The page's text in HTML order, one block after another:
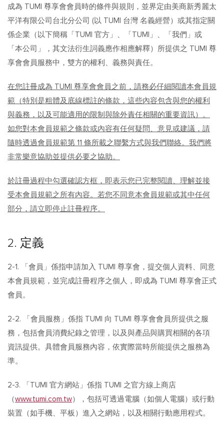
成為 TUMI 尊享會會員時的條件與規則，並界定由美商新秀麗太
平洋有限公司台北分公司 (以 TUMI 台灣 名義經營）或其指定關
係企業（以下簡稱「TUMI 官方」、「TUMI」、「我們」或
「本公司」，其文法衍生詞義應作相應解釋）所提供之 TUMI 尊
享會會員服務中，雙方的權利、義務與責任。
在您註冊成為 TUMI 尊享會會員之前，請務必仔細閱讀本會員規
範（特別是粗體及底線標註的條款，這些內容包含與您的權利
與義務，以及可能適用的限制與除外責任相關的重要資訊）。
如您對本會員規範之條款或內容有任何疑問、意見或建議，請
隨時透過會員規範第 11 條所載之聯繫方式與我們聯絡。我們將
非常樂意協助並提供必要之協助。
於註冊過程中勾選確認方框，即表示您已完整閱讀、理解並接
受本會員規範之所有內容。若您不同意本會員規範或其中任何
部分，請立即停止註冊程序。
2. 定義
2-1. 「會員」係指申請加入 TUMI 尊享會，提交個人資料、同意
本會員規範，並完成註冊程序之個人，即成為 TUMI 尊享會正式
會員。
2-2. 「會員服務」係指 TUMI 向 TUMI 尊享會會員所提供之服
務，包括會員消費紀錄之管理，以及與產品與購買相關的各項
資訊提供。具體會員服務內容，依實際當時所能提供之服務為
準。
2-3. 「TUMI 官方網站」係指 TUMI 之官方線上商店
（www.tumi.com.tw），包括可透過電腦（如個人電腦）或行動
裝置（如手機、平板）進入之網站，以及相關行動應用程式。